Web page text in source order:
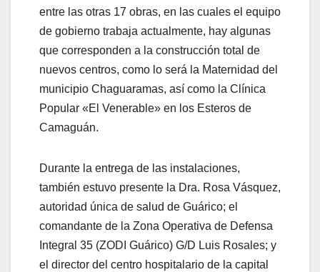
entre las otras 17 obras, en las cuales el equipo
de gobierno trabaja actualmente, hay algunas
que corresponden a la construcción total de
nuevos centros, como lo será la Maternidad del
municipio Chaguaramas, así como la Clínica
Popular «El Venerable» en los Esteros de
Camaguán.
Durante la entrega de las instalaciones,
también estuvo presente la Dra. Rosa Vásquez,
autoridad única de salud de Guárico; el
comandante de la Zona Operativa de Defensa
Integral 35 (ZODI Guárico) G/D Luis Rosales; y
el director del centro hospitalario de la capital